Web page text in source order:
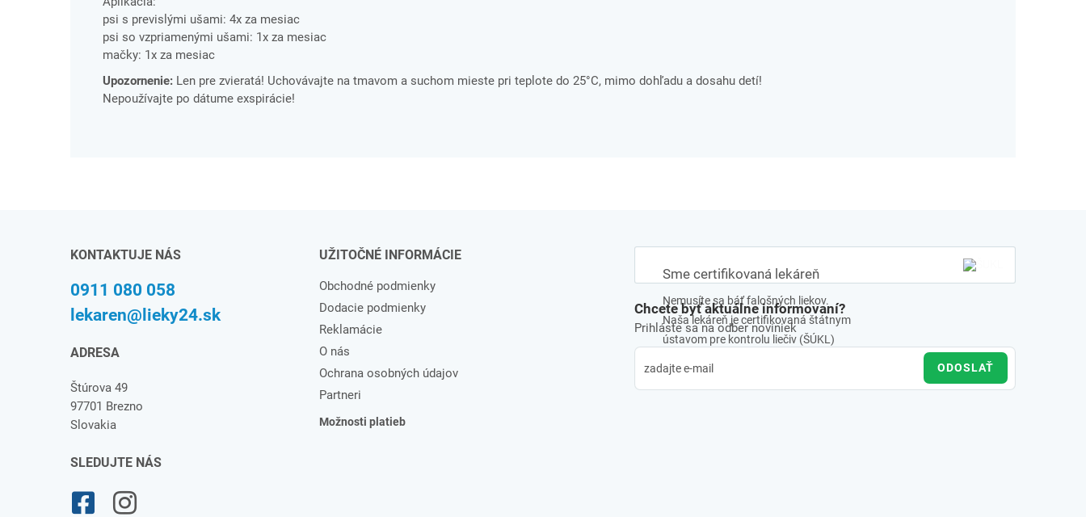
psi s previslými ušami: 4x za mesiac
psi so vzpriamenými ušami: 1x za mesiac
mačky: 1x za mesiac
Upozornenie: Len pre zvieratá! Uchovávajte na tmavom a suchom mieste pri teplote do 25°C, mimo dohľadu a dosahu detí!
Nepoužívajte po dátume exspirácie!
Sme certifikovaná lekáreň
Nemusíte sa báť falošných liekov.
Naša lekáreň je certifikovaná štátnym
ústavom pre kontrolu liečiv (ŠÚKL)
KONTAKTUJE NÁS
0911 080 058
lekaren@lieky24.sk
ADRESA
Štúrova 49
97701 Brezno
Slovakia
SLEDUJTE NÁS
UŽITOČNÉ INFORMÁCIE
Obchodné podmienky
Dodacie podmienky
Reklamácie
O nás
Ochrana osobných údajov
Partneri
Možnosti platieb
Chcete byť aktuálne informovaní?
Prihláste sa na odber noviniek
ODOSLAŤ